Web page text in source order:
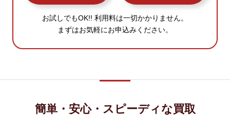
お試しでもOK!! 利用料は一切かかりません。
まずはお気軽にお申込みください。
簡単・安心・スピーディな買取